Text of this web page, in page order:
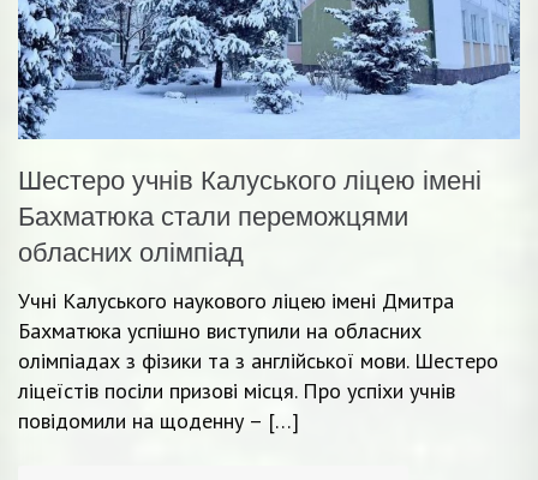
Шестеро учнів Калуського ліцею імені
Бахматюка стали переможцями
обласних олімпіад
Учні Калуського наукового ліцею імені Дмитра
Бахматюка успішно виступили на обласних
олімпіадах з фізики та з англійської мови. Шестеро
ліцеїстів посіли призові місця. Про успіхи учнів
повідомили на щоденну – […]